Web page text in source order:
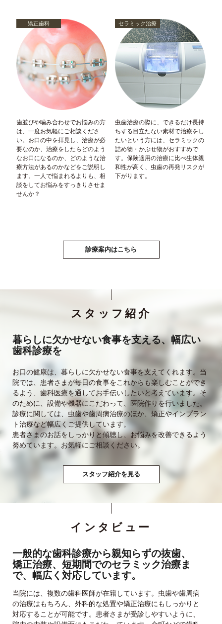
矯正歯科
歯並びや噛み合わせでお悩みの方
は、一度お気軽にご相談くださ
い。お口の中を拝見し、治療が必
要なのか、治療をしたらどのよう
なお口になるのか、どのような治
療方法があるのかなどをご説明し
ます。一人で悩まれるよりも、相
談をしてお悩みをすっきりさせま
せんか？
セラミック治療
虫歯治療の際に、できるだけ長持
ちする目立たない素材で治療をし
たいという方には、セラミックの
詰め物・かぶせ物がおすすめで
す。保険適用の治療に比べ生体親
和性が高く、虫歯の再発リスクが
下がります。
診療案内はこちら
スタッフ紹介
暮らしに欠かせない食事を支える、幅広い
歯科診療を
お口の健康は、暮らしに欠かせない食事を支えてくれます。当
院では、患者さまが毎日の食事をこれからも楽しむことができ
るよう、歯科医療を通してお手伝いしたいと考えています。そ
のために、設備や機器にこだわって、医院作りを行いました。
診療に関しては、虫歯や歯周病治療のほか、矯正やインプラン
ト治療など幅広くご提供しています。
患者さまのお話をしっかりと傾聴し、お悩みを改善できるよう
努めています。お気軽にご相談ください。
スタッフ紹介を見る
インタビュー
一般的な歯科診療から親知らずの抜歯、
矯正治療、短期間でのセラミック治療ま
で、幅広く対応しています。
当院には、複数の歯科医師が在籍しています。虫歯や歯周病
の治療はもちろん、外科的な処置や矯正治療にもしっかりと
対応することが可能です。患者さまが受診しやすいように、